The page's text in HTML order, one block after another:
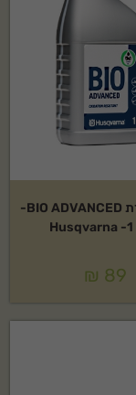
שמן שרשרת BIO ADVANCED-
₪ 89